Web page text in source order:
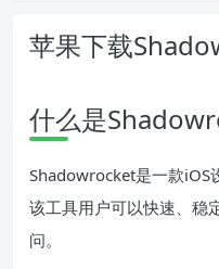
苹果下载
什么是
Shadowrocket是一款iOS
该工具用户可以快速、稳
问。